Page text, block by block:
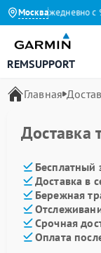
МоскваЕжедневно с
REMSUPPORT
Главная
Доставка
Бесплатный
Доставка в
Бережная
Срочная
Оплата